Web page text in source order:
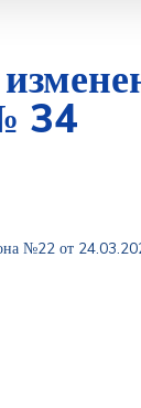
34
№22 от